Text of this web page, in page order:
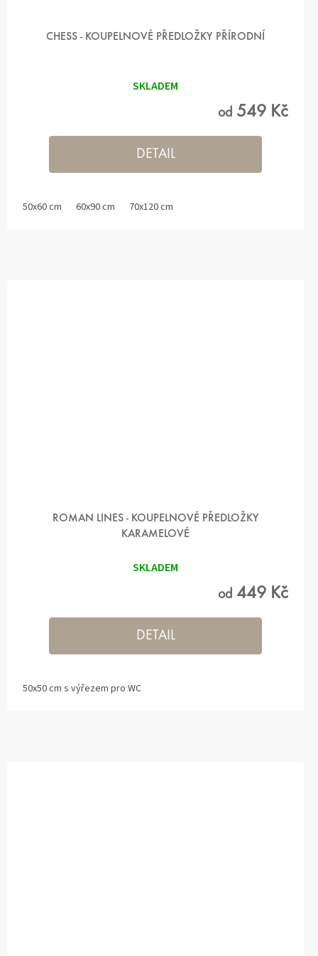
CHESS - KOUPELNOVÉ PŘEDLOŽKY PŘÍRODNÍ
SKLADEM
od 549 Kč
DETAIL
50x60 cm 60x90 cm 70x120 cm
ROMAN LINES - KOUPELNOVÉ PŘEDLOŽKY
KARAMELOVÉ
SKLADEM
od 449 Kč
DETAIL
50x50 cm s výřezem pro WC